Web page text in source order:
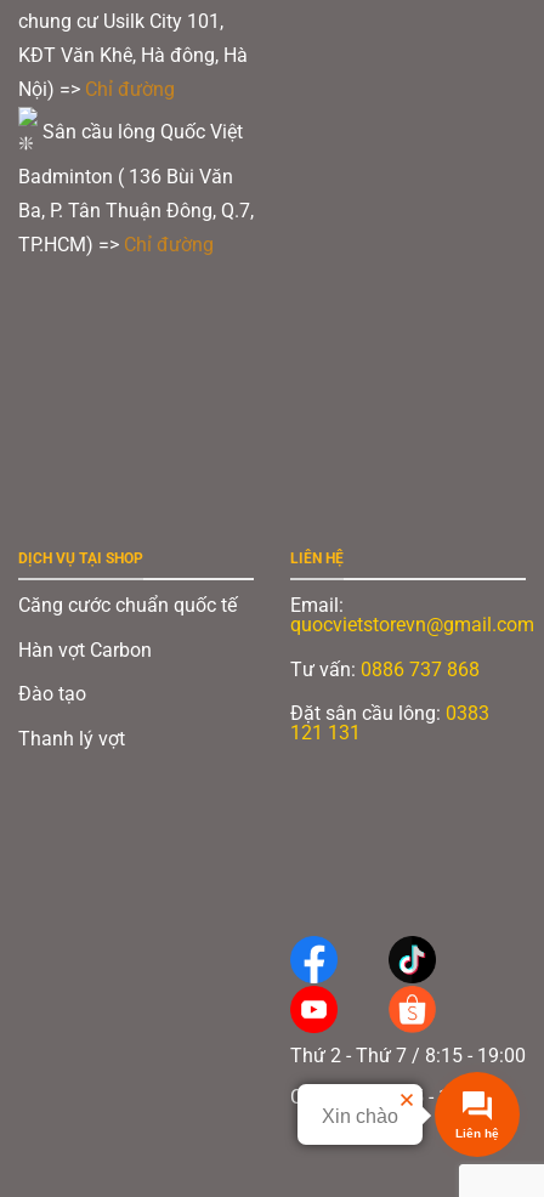
chung cư Usilk City 101,
KĐT Văn Khê, Hà đông, Hà
Nội) => Chỉ đường
Sân cầu lông Quốc Việt
Badminton ( 136 Bùi Văn
Ba, P. Tân Thuận Đông, Q.7,
TP.HCM) => Chỉ đường
DỊCH VỤ TẠI SHOP
Căng cước chuẩn quốc tế
Hàn vợt Carbon
Đào tạo
Thanh lý vợt
LIÊN HỆ
Email:
quocvietstorevn@gmail.com
Tư vấn: 0886 737 868
Đặt sân cầu lông: 0383
121 131
Thứ 2 - Thứ 7 / 8:15 - 19:00
Chủ nhật / 8:15 - 17:00
Liên hệ
Xin chào